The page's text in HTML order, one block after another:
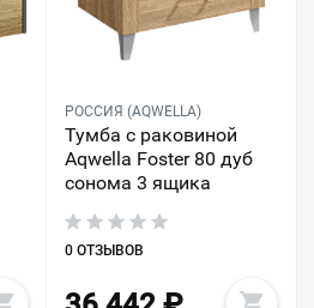
РОССИЯ (AQWELLA)
Тумба с раковиной
Aqwella Foster 80 дуб
сонома 3 ящика
0 ОТЗЫВОВ